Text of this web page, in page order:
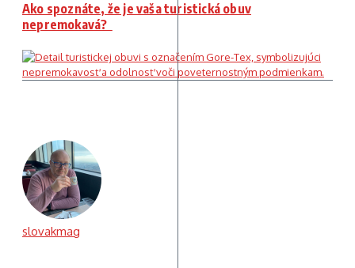
Ako spoznáte, že je vaša turistická obuv
nepremokavá?
slovakmag